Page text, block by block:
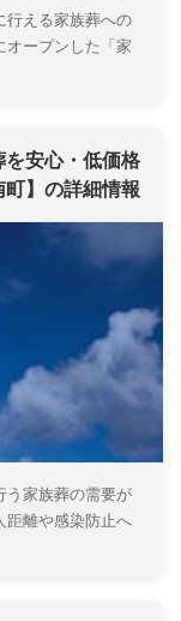
行える家族葬への
オープンした「家
安心・低価格
】の詳細情報
う家族葬の需要が
距離や感染防止へ